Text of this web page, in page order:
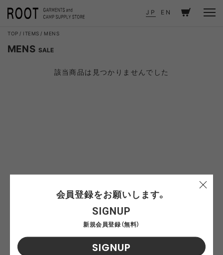
JP EN
TOP ITEMS MENS
MENS SALE
該当商品は見つかりませんでした
会員登録をお願いします。
SIGNUP
新規会員登録（無料）
SIGNUP